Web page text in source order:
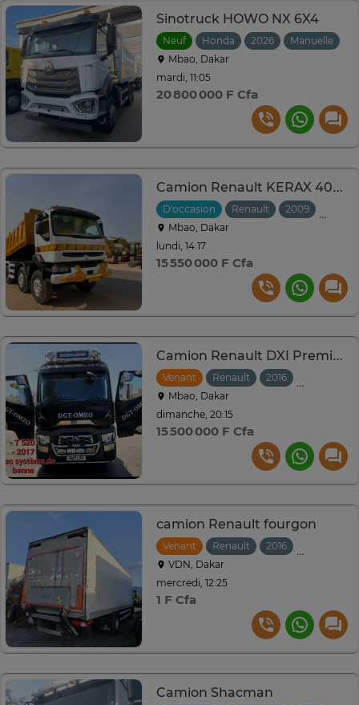
Sinotruck HOWO NX 6X4
Neuf Honda 2026
Manuelle
Mbao, Dakar
mardi, 11:05
20 800 000 F Cfa
Camion Renault KERAX 400 12 Roues
D'occasion Renault 2009
Mbao, Dakar
lundi, 14:17
15 550 000 F Cfa
Camion Renault DXI Premium dgt omzo
Venant Renault 2016
Mbao, Dakar
dimanche, 20:15
15 500 000 F Cfa
camion Renault fourgon
Venant Renault 2016
VDN, Dakar
mercredi, 12:25
1 F Cfa
Camion Shacman